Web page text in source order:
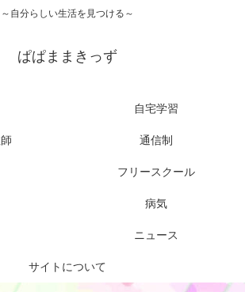
～自分らしい生活を見つける～
ぱぱままきっず
自宅学習
通信制
フリースクール
病気
ニュース
サイトについて